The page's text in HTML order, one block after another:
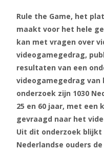
Rule the Game, het
maakt voor het hele
kan met vragen over
videogamegedrag,
resultaten van een
videogamegedrag van
onderzoek zijn 1030
25 en 60 jaar, met een
gevraagd naar het
Uit dit onderzoek blijkt
Nederlandse ouders